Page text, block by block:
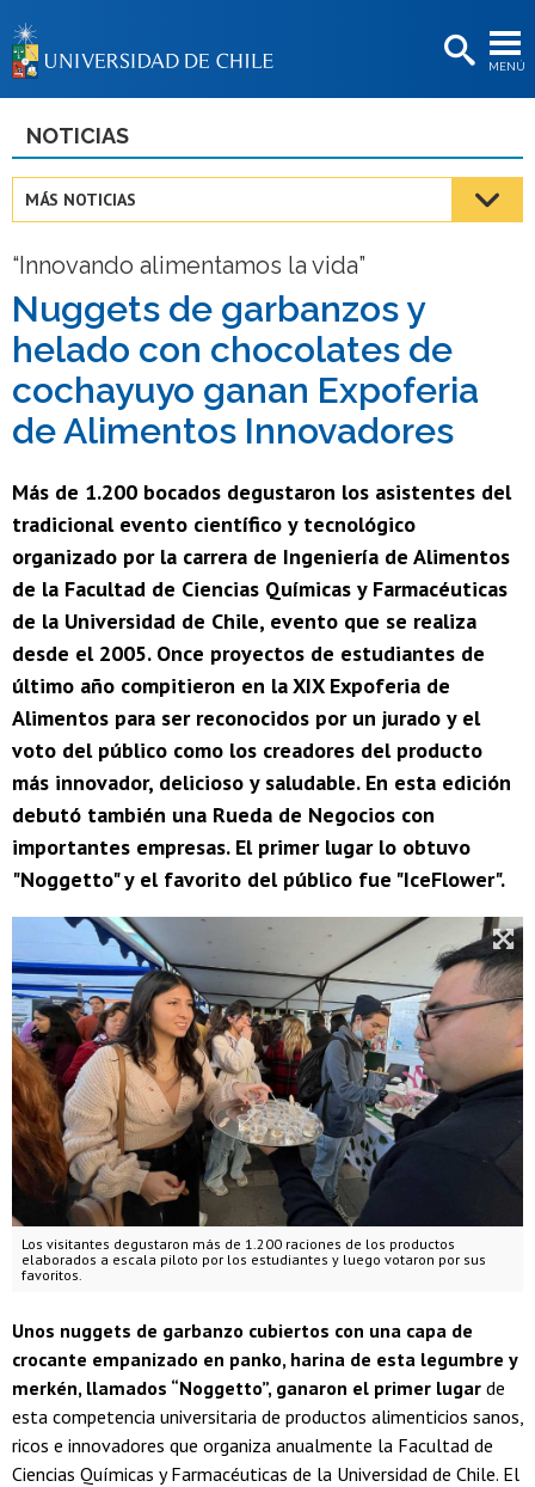
MENÚ
BIBLIOTECAS
Estudiantes
Académicas/os
Funcionarias/os
Egresadas/os
NOTICIAS
MÁS NOTICIAS
“Innovando alimentamos la vida”
Nuggets de garbanzos y
helado con chocolates de
cochayuyo ganan Expoferia
de Alimentos Innovadores
Más de 1.200 bocados degustaron los asistentes del
tradicional evento científico y tecnológico
organizado por la carrera de Ingeniería de Alimentos
de la Facultad de Ciencias Químicas y Farmacéuticas
de la Universidad de Chile, evento que se realiza
desde el 2005. Once proyectos de estudiantes de
último año compitieron en la XIX Expoferia de
Alimentos para ser reconocidos por un jurado y el
voto del público como los creadores del producto
más innovador, delicioso y saludable. En esta edición
debutó también una Rueda de Negocios con
importantes empresas. El primer lugar lo obtuvo
"Noggetto" y el favorito del público fue "IceFlower".
Los visitantes degustaron más de 1.200 raciones de los productos
elaborados a escala piloto por los estudiantes y luego votaron por sus
favoritos.
Unos nuggets de garbanzo cubiertos con una capa de
crocante empanizado en panko, harina de esta legumbre y
merkén, llamados “Noggetto”, ganaron el primer lugar de
esta competencia universitaria de productos alimenticios sanos,
ricos e innovadores que organiza anualmente la Facultad de
Ciencias Químicas y Farmacéuticas de la Universidad de Chile. El